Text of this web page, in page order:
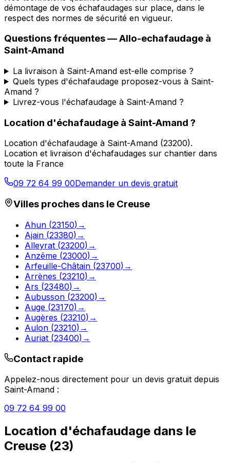
démontage de vos échafaudages sur place, dans le
respect des normes de sécurité en vigueur.
Questions fréquentes —Allo-echafaudage à
Saint-Amand
La livraison à Saint-Amand est-elle comprise ?
Quels types d'échafaudage proposez-vous à Saint-
Amand ?
Livrez-vous l'échafaudage à Saint-Amand ?
Location d'échafaudage à Saint-Amand ?
Location d'échafaudage à Saint-Amand (23200).
Location et livraison d'échafaudages sur chantier dans
toute la France
09 72 64 99 00Demander un devis gratuit
Villes proches dans le Creuse
Ahun (23150) →
Ajain (23380) →
Alleyrat (23200) →
Anzême (23000) →
Arfeuille-Châtain (23700) →
Arrènes (23210) →
Ars (23480) →
Aubusson (23200) →
Auge (23170) →
Augères (23210) →
Aulon (23210) →
Auriat (23400) →
Contact rapide
Appelez-nous directement pour un devis gratuit depuis
Saint-Amand :
09 72 64 99 00
Location d'échafaudage dans le
Creuse (23)